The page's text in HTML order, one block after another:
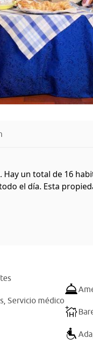
un total de 16
el día. Esta
Servicio médico